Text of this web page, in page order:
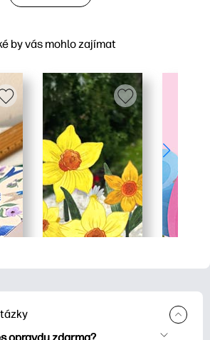
by vás mohlo zajímat